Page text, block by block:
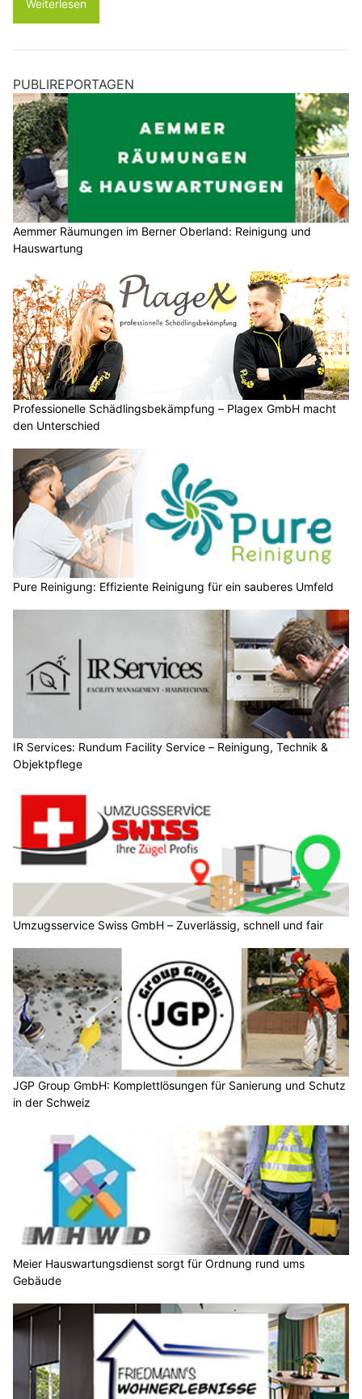
Weiterlesen
PUBLIREPORTAGEN
Aemmer Räumungen im Berner Oberland: Reinigung und
Hauswartung
Professionelle Schädlingsbekämpfung – Plagex GmbH macht
den Unterschied
Pure Reinigung: Effiziente Reinigung für ein sauberes Umfeld
IR Services: Rundum Facility Service – Reinigung, Technik &
Objektpflege
Umzugsservice Swiss GmbH – Zuverlässig, schnell und fair
JGP Group GmbH: Komplettlösungen für Sanierung und Schutz
in der Schweiz
Meier Hauswartungsdienst sorgt für Ordnung rund ums
Gebäude